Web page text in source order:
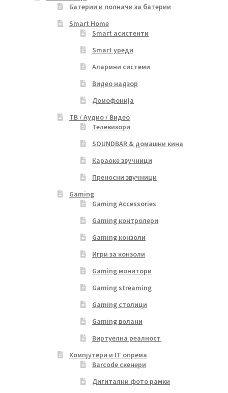
Батерии и полначи за батерии
Smart Home
Smart асистенти
Smart уреди
Алармни системи
Видео надзор
Домофонија
ТВ / Аудио / Видео
Телевизори
SOUNDBAR & домашни кина
Караоке звучници
Преносни звучници
Gaming
Gaming Accessories
Gaming контролери
Gaming конзоли
Игри за конзоли
Gaming монитори
Gaming streaming
Gaming столици
Gaming волани
Виртуелна реалност
Компјутери и IT опрема
Barcode скенери
Дигитални фото рамки